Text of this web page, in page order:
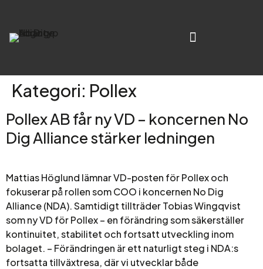
Kategori: Pollex
Pollex AB får ny VD – koncernen No
Dig Alliance stärker ledningen
Mattias Höglund lämnar VD-posten för Pollex och
fokuserar på rollen som COO i koncernen No Dig
Alliance (NDA). Samtidigt tillträder Tobias Wingqvist
som ny VD för Pollex – en förändring som säkerställer
kontinuitet, stabilitet och fortsatt utveckling inom
bolaget. – Förändringen är ett naturligt steg i NDA:s
fortsatta tillväxtresa, där vi utvecklar både